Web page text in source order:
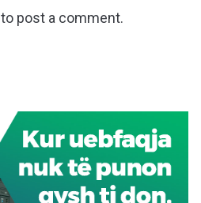
to post a comment.